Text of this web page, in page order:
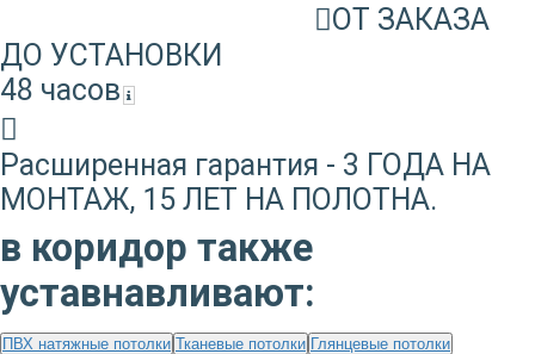
ОТ ЗАКАЗА
ДО УСТАНОВКИ
48 часов
Расширенная гарантия - 3 ГОДА НА
МОНТАЖ, 15 ЛЕТ НА ПОЛОТНА.
в коридор также
уставнавливают:
ПВХ натяжные потолки Тканевые потолки Глянцевые потолки